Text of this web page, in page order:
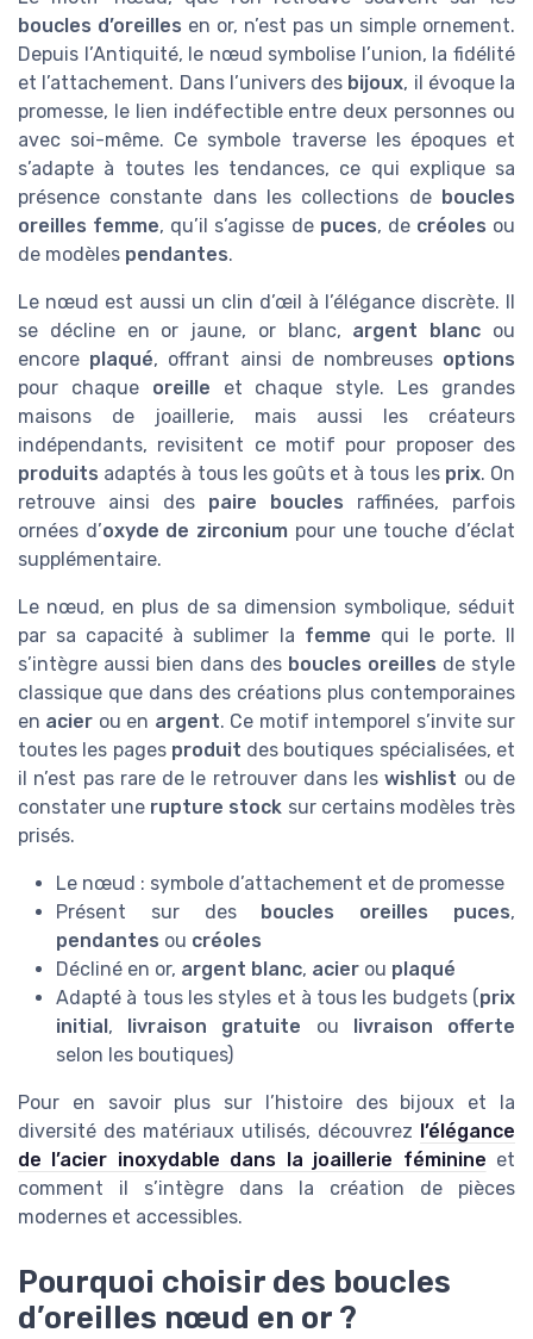
boucles d’oreilles en or, n’est pas un simple ornement.
Depuis l’Antiquité, le nœud symbolise l’union, la fidélité
et l’attachement. Dans l’univers des bijoux, il évoque la
promesse, le lien indéfectible entre deux personnes ou
avec soi-même. Ce symbole traverse les époques et
s’adapte à toutes les tendances, ce qui explique sa
présence constante dans les collections de boucles
oreilles femme, qu’il s’agisse de puces, de créoles ou
de modèles pendantes.
Le nœud est aussi un clin d’œil à l’élégance discrète. Il
se décline en or jaune, or blanc, argent blanc ou
encore plaqué, offrant ainsi de nombreuses options
pour chaque oreille et chaque style. Les grandes
maisons de joaillerie, mais aussi les créateurs
indépendants, revisitent ce motif pour proposer des
produits adaptés à tous les goûts et à tous les prix. On
retrouve ainsi des paire boucles raffinées, parfois
ornées d’oxyde de zirconium pour une touche d’éclat
supplémentaire.
Le nœud, en plus de sa dimension symbolique, séduit
par sa capacité à sublimer la femme qui le porte. Il
s’intègre aussi bien dans des boucles oreilles de style
classique que dans des créations plus contemporaines
en acier ou en argent. Ce motif intemporel s’invite sur
toutes les pages produit des boutiques spécialisées, et
il n’est pas rare de le retrouver dans leswishlist ou de
constater une rupture stock sur certains modèles très
prisés.
Le nœud : symbole d’attachement et de promesse
Présent sur des
boucles oreilles puces,
pendantes ou créoles
Décliné en or, argent blanc, acier ou plaqué
Adapté à tous les styles et à tous les budgets (prix
initial , livraison gratuite ou
livraison offerte
selon les boutiques)
Pour en savoir plus sur l’histoire des bijoux et la
diversité des matériaux utilisés, découvrez l’élégance
de l’acier inoxydable dans la joaillerie féminine et
comment il s’intègre dans la création de pièces
modernes et accessibles.
Pourquoi choisir des boucles
d’oreilles nœud en or ?